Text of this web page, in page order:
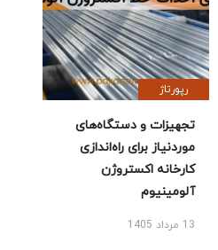
رپورتاژ
تجهیزات و دستگاه‌های
موردنیاز برای راه‌اندازی
کارخانه اکستروژن
آلومینیوم
13 مرداد 1405